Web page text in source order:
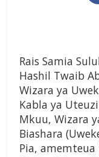
Rais Samia
Hashil Twaib
Wizara ya
Kabla ya
Mkuu, Wizara
Biashara
Pia,